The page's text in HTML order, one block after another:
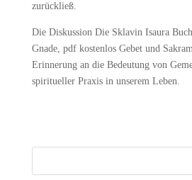
zurückließ.
Die Diskussion Die Sklavin Isaura
Gnade, pdf kostenlos Gebet und
Erinnerung an die Bedeutung von
spiritueller Praxis in unserem Leben.